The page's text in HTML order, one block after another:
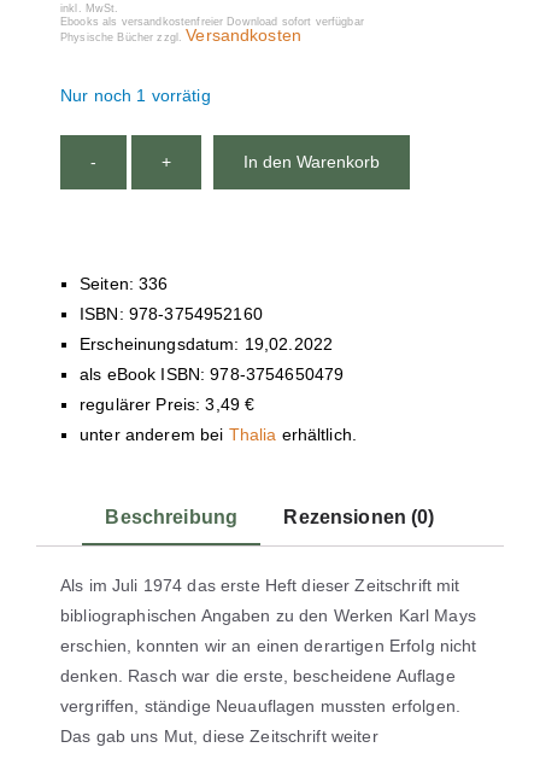
inkl. MwSt.
Ebooks als versandkostenfreier Download sofort verfügbar
Physische Bücher zzgl. Versandkosten
Nur noch 1 vorrätig
- + In den Warenkorb
Seiten: 336
ISBN: 978-3754952160
Erscheinungsdatum: 19,02.2022
als eBook ISBN: 978-3754650479
regulärer Preis: 3,49 €
unter anderem bei Thalia erhältlich.
Beschreibung Rezensionen (0)
Als im Juli 1974 das erste Heft dieser Zeitschrift mit
bibliographischen Angaben zu den Werken Karl Mays
erschien, konnten wir an einen derartigen Erfolg nicht
denken. Rasch war die erste, bescheidene Auflage
vergriffen, ständige Neuauflagen mussten erfolgen.
Das gab uns Mut, diese Zeitschrift weiter